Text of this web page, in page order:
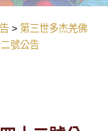
第三世多杰羌佛
號公告